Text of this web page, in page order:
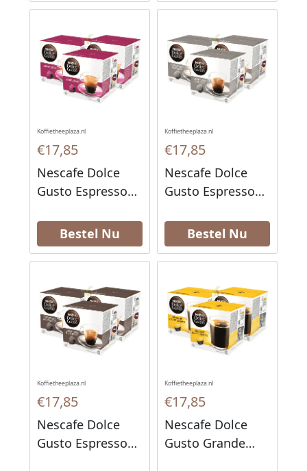
Koffietheeplaza.nl
€17,85
Nescafe Dolce
Gusto Espresso
stuksBestel Nu
Koffietheeplaza.nl
€17,85
Nescafe Dolce
Gusto Espresso
Koffiecups 16
stuks
Bestel Nu
Koffietheeplaza.nl
€17,85
Nescafe Dolce
Gusto Espresso
Koffietheeplaza.nl
€17,85
Nescafe Dolce
Gusto Grande